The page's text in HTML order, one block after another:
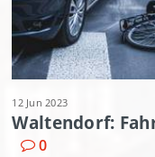
12 Jun 2023
Waltendorf:
0